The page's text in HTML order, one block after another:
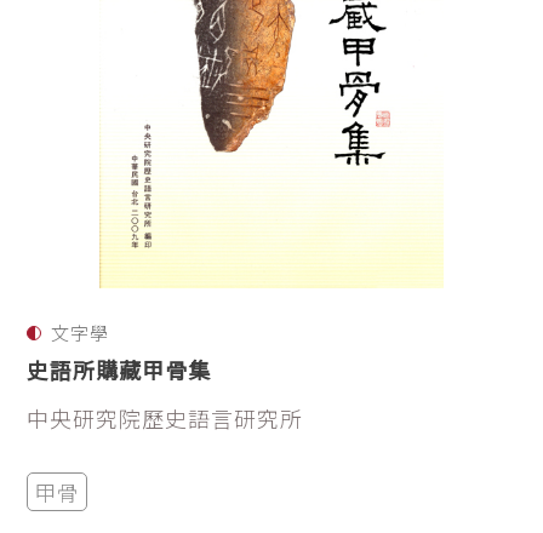
文字學
史語所購藏甲骨集
中央研究院歷史語言研究所
甲骨